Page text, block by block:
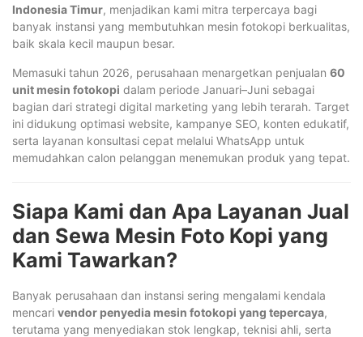
Indonesia Timur, menjadikan kami mitra terpercaya bagi
banyak instansi yang membutuhkan mesin fotokopi berkualitas,
baik skala kecil maupun besar.
Memasuki tahun 2026, perusahaan menargetkan penjualan 60
unit mesin fotokopi dalam periode Januari–Juni sebagai
bagian dari strategi digital marketing yang lebih terarah. Target
ini didukung optimasi website, kampanye SEO, konten edukatif,
serta layanan konsultasi cepat melalui WhatsApp untuk
memudahkan calon pelanggan menemukan produk yang tepat.
Siapa Kami dan Apa Layanan Jual
dan Sewa Mesin Foto Kopi yang
Kami Tawarkan?
Banyak perusahaan dan instansi sering mengalami kendala
mencari vendor penyedia mesin fotokopi yang tepercaya,
terutama yang menyediakan stok lengkap, teknisi ahli, serta